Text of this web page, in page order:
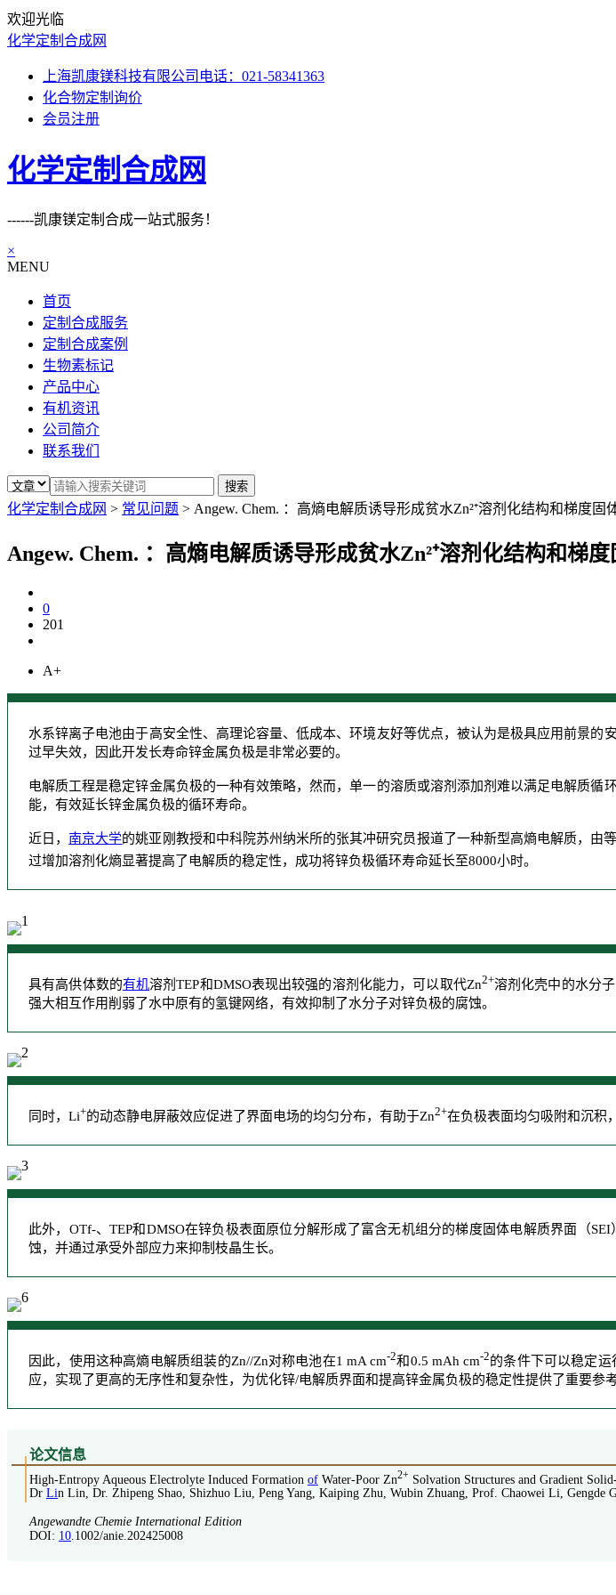
欢迎光临
化学定制合成网
上海凯康镁科技有限公司电话：021-58341363
化合物定制询价
会员注册
化学定制合成网
------凯康镁定制合成一站式服务！
×
MENU
首页
定制合成服务
定制合成案例
生物素标记
产品中心
有机资讯
公司简介
联系我们
化学定制合成网 > 常见问题 > Angew. Chem. ：高熵电解质诱导形成贫水Zn²⁺溶剂化结构和梯度
Angew. Chem. ：高熵电解质诱导形成贫水Zn²⁺溶剂化结构和梯
0
201
A+
水系锌离子电池由于高安全性、高理论容量、低成本、环境友好等优点，被认为是极具应用前景的
过早失效，因此开发长寿命锌金属负极是非常必要的。
电解质工程是稳定锌金属负极的一种有效策略，然而，单一的溶质或溶剂添加剂难以满足电解质
能，有效延长锌金属负极的循环寿命。
近日，南京大学的姚亚刚教授和中科院苏州纳米所的张其冲研究员报道了一种新型高熵电解质，由
过增加溶剂化熵显著提高了电解质的稳定性，成功将锌负极循环寿命延长至8000小时。
具有高供体数的有机溶剂TEP和DMSO表现出较强的溶剂化能力，可以取代Zn2+溶剂化壳中的水分
强大相互作用削弱了水中原有的氢键网络，有效抑制了水分子对锌负极的腐蚀。
同时，Li+的动态静电屏蔽效应促进了界面电场的均匀分布，有助于Zn2+在负极表面均匀吸附和沉积
此外，OTf-、TEP和DMSO在锌负极表面原位分解形成了富含无机组分的梯度固体电解质界面（
蚀，并通过承受外部应力来抑制枝晶生长。
因此，使用这种高熵电解质组装的Zn//Zn对称电池在1 mA cm-2和0.5 mAh cm-2的条件下可以稳定
应，实现了更高的无序性和复杂性，为优化锌/电解质界面和提高锌金属负极的稳定性提供了重要参考
论文信息
High-Entropy Aqueous Electrolyte Induced Formation of Water-Poor Zn2+ Solvation Structures and Gradient
Dr Lin Lin, Dr. Zhipeng Shao, Shizhuo Liu, Peng Yang, Kaiping Zhu, Wubin Zhuang, Prof. Chaowei Li,
Angewandte Chemie International Edition
DOI: 10.1002/anie.202425008